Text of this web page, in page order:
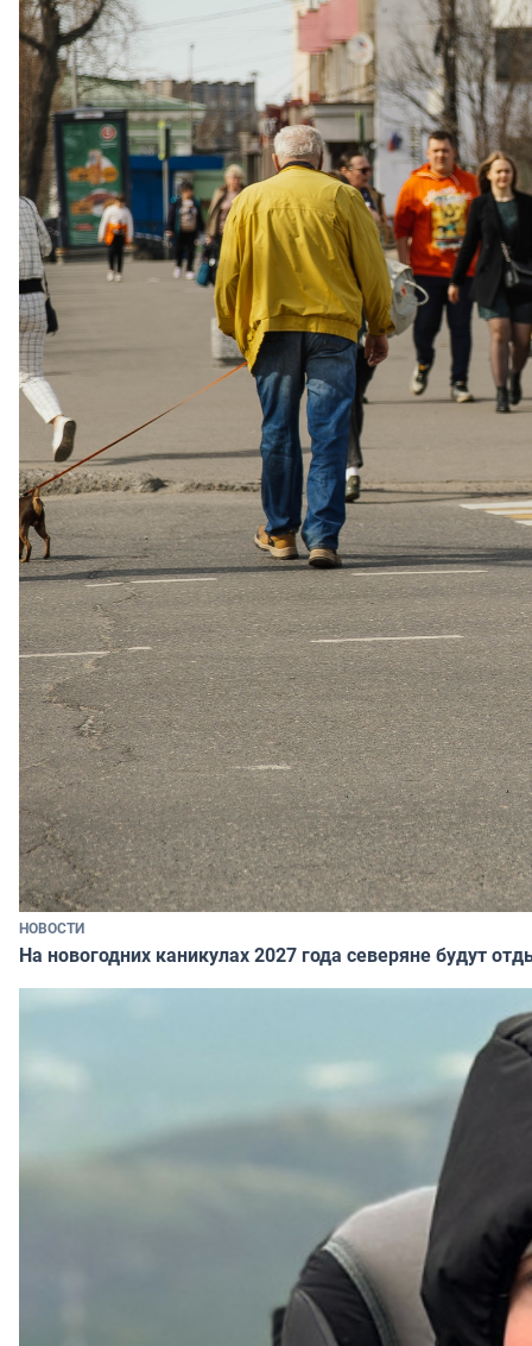
НОВОСТИ
На новогодних каникулах 2027 года северяне будут